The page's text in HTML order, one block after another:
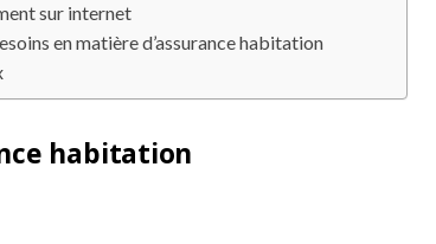
sur internet
en matière d’assurance habitation
habitation